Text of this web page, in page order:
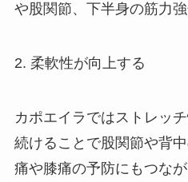
や股関節、下半身の筋力強
2. 柔軟性が向上する
カポエイラではストレッ
続けることで股関節や背
痛や膝痛の予防にもつなが